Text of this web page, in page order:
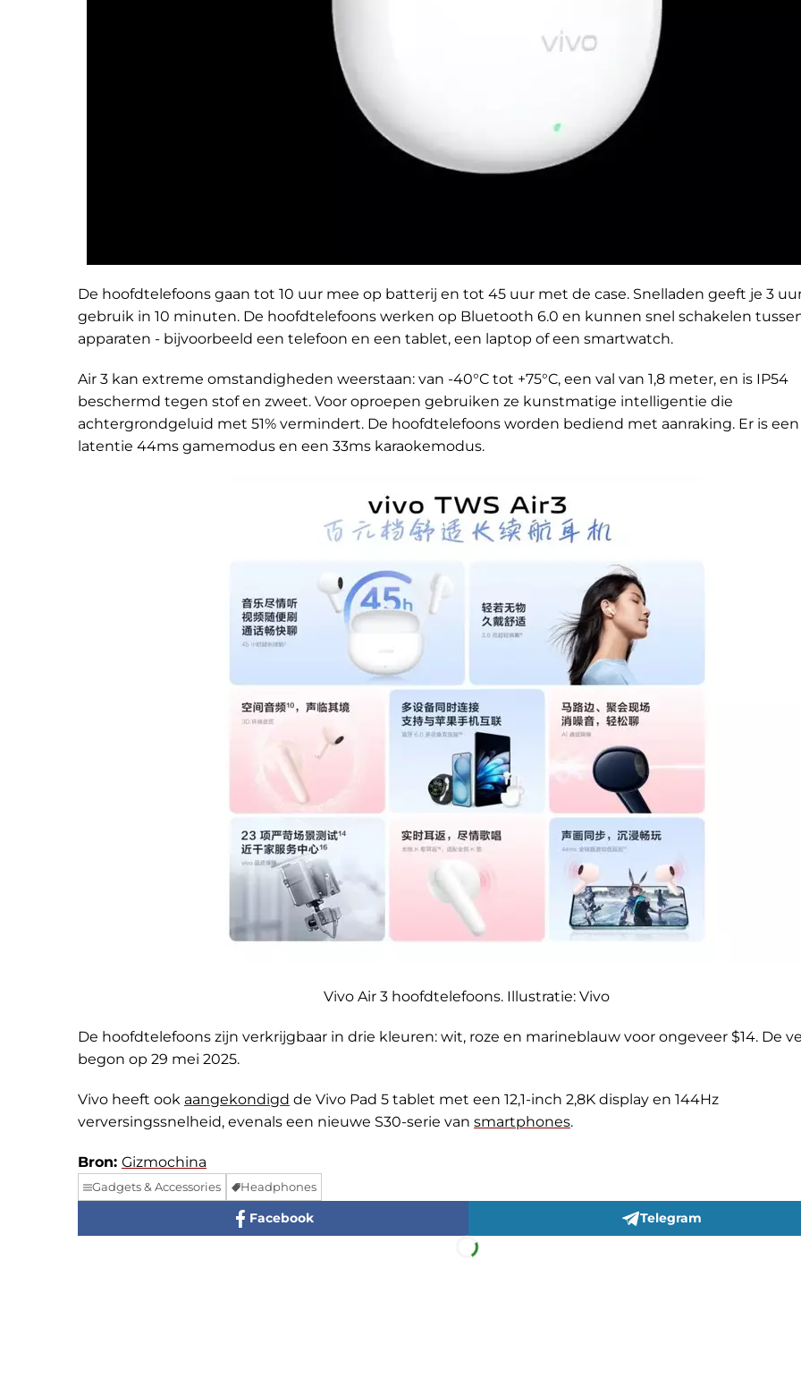
De hoofdtelefoons gaan tot 10 uur mee op batterij en tot 45 uur met de case. Snelladen geeft je 3
gebruik in 10 minuten. De hoofdtelefoons werken op Bluetooth 6.0 en kunnen snel schakelen
apparaten - bijvoorbeeld een telefoon en een tablet, een laptop of een smartwatch.
Air 3 kan extreme omstandigheden weerstaan: van -40°C tot +75°C, een val van 1,8 meter, en is IP54
beschermd tegen stof en zweet. Voor oproepen gebruiken ze kunstmatige intelligentie die
achtergrondgeluid met 51% vermindert. De hoofdtelefoons worden bediend met aanraking. Er is een
latentie 44ms gamemodus en een 33ms karaokemodus.
Vivo Air 3 hoofdtelefoons. Illustratie: Vivo
De hoofdtelefoons zijn verkrijgbaar in drie kleuren: wit, roze en marineblauw voor ongeveer $14. De
begon op 29 mei 2025.
Vivo heeft ook aangekondigd de Vivo Pad 5 tablet met een 12,1-inch 2,8K display en 144Hz
verversingssnelheid, evenals een nieuwe S30-serie van smartphones.
Bron: Gizmochina
Gadgets & Accessories Headphones
Facebook Telegram